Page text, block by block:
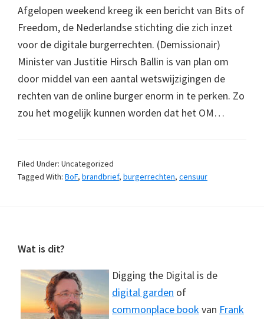
Afgelopen weekend kreeg ik een bericht van Bits of
Freedom, de Nederlandse stichting die zich inzet
voor de digitale burgerrechten. (Demissionair)
Minister van Justitie Hirsch Ballin is van plan om
door middel van een aantal wetswijzigingen de
rechten van de online burger enorm in te perken. Zo
zou het mogelijk kunnen worden dat het OM…
Filed Under: Uncategorized
Tagged With: BoF, brandbrief, burgerrechten, censuur
Footer
Wat is dit?
Digging the Digital is de
digital garden of
commonplace bookvan Frank